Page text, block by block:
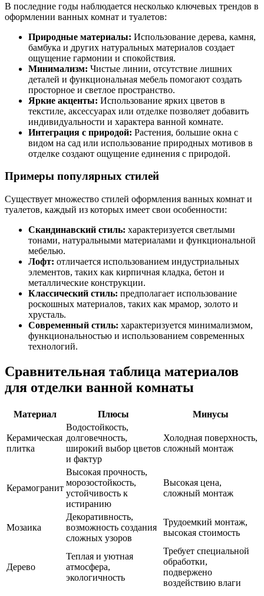
В последние годы наблюдается несколько ключевых трендов в
оформлении ванных комнат и туалетов:
Природные материалы: Использование дерева, камня,
бамбука и других натуральных материалов создает
ощущение гармонии и спокойствия.
Минимализм: Чистые линии, отсутствие лишних
деталей и функциональная мебель помогают создать
просторное и светлое пространство.
Яркие акценты: Использование ярких цветов в
текстиле, аксессуарах или отделке позволяет добавить
индивидуальности и характера ванной комнате.
Интеграция с природой: Растения, большие окна с
видом на сад или использование природных мотивов в
отделке создают ощущение единения с природой.
Примеры популярных стилей
Существует множество стилей оформления ванных комнат и
туалетов, каждый из которых имеет свои особенности:
Скандинавский стиль: характеризуется светлыми
тонами, натуральными материалами и функциональной
мебелью.
Лофт: отличается использованием индустриальных
элементов, таких как кирпичная кладка, бетон и
металлические конструкции.
Классический стиль: предполагает использование
роскошных материалов, таких как мрамор, золото и
хрусталь.
Современный стиль: характеризуется минимализмом,
функциональностью и использованием современных
технологий.
Сравнительная таблица материалов
для отделки ванной комнаты
Материал Плюсы Минусы
Керамическая
плитка
Водостойкость,
долговечность,
широкий выбор цветов
и фактур
Холодная поверхность,
сложный монтаж
Керамогранит
Высокая прочность,
морозостойкость,
устойчивость к
истиранию
Высокая цена,
сложный монтаж
Мозаика
Декоративность,
возможность создания
сложных узоров
Трудоемкий монтаж,
высокая стоимость
Дерево
Теплая и уютная
атмосфера,
экологичность
Требует специальной
обработки,
подвержено
воздействию влаги